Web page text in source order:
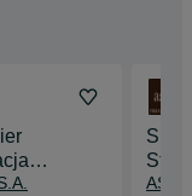
(k/m)
(k/